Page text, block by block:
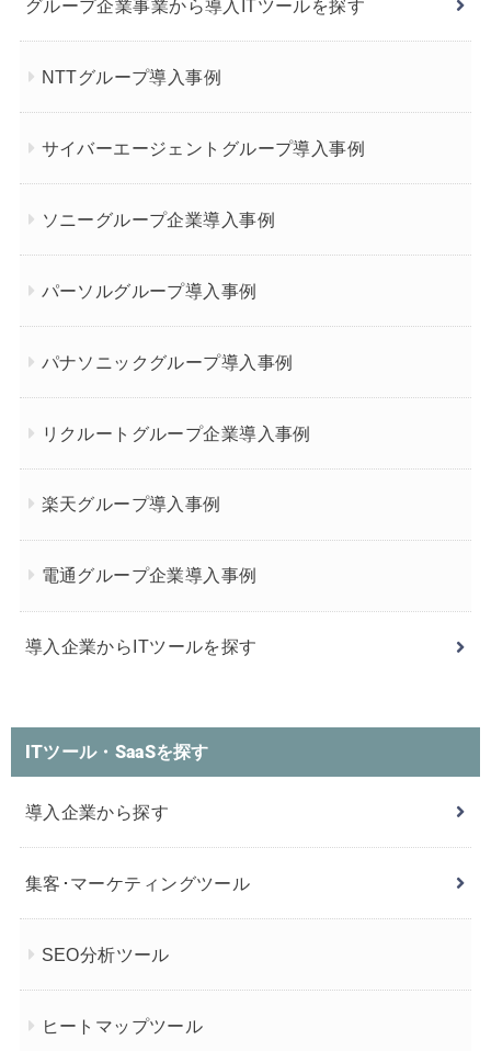
グループ企業事業から導入ITツールを探す
NTTグループ導入事例
サイバーエージェントグループ導入事例
ソニーグループ企業導入事例
パーソルグループ導入事例
パナソニックグループ導入事例
リクルートグループ企業導入事例
楽天グループ導入事例
電通グループ企業導入事例
導入企業からITツールを探す
ITツール・SaaSを探す
導入企業から探す
集客･マーケティングツール
SEO分析ツール
ヒートマップツール